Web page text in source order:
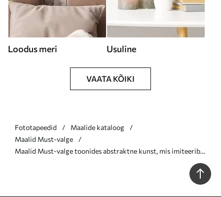
Loodus meri Usuline
VAATA KÕIKI
Fototapeedid
Maalide kataloog
Maalid Must-valge
Maalid Must-valge toonides abstraktne kunst, mis imiteerib